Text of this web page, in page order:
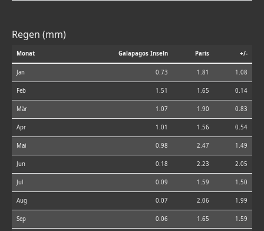
Regen (mm)
Monat Galapagos Inseln Paris +/-
Jan 0.73 1.81 1.08
Feb 1.51 1.65 0.14
Mär 1.07 1.90 0.83
Apr 1.01 1.56 0.54
Mai 0.98 2.47 1.49
Jun 0.18 2.23 2.05
Jul 0.09 1.59 1.50
Aug 0.07 2.06 1.99
Sep 0.06 1.65 1.59